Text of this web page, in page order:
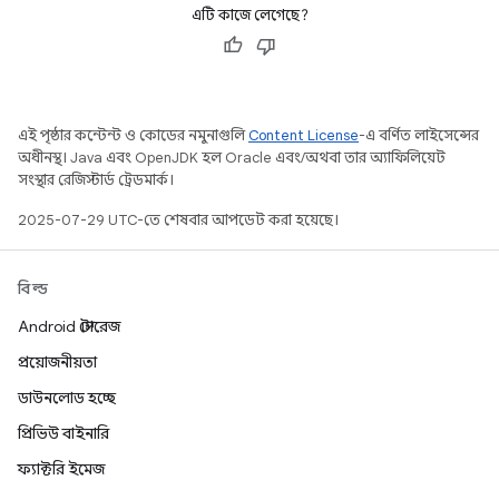
এটি কাজে লেগেছে?
এই পৃষ্ঠার কন্টেন্ট ও কোডের নমুনাগুলিContent License-এ বর্ণিত লাইসেন্সের
অধীনস্থ। Java এবং OpenJDK হল Oracle এবং/অথবা তার অ্যাফিলিয়েট
সংস্থার রেজিস্টার্ড ট্রেডমার্ক।
2025-07-29 UTC-তে শেষবার আপডেট করা হয়েছে।
বিল্ড
Android স্টোরেজ
প্রয়োজনীয়তা
ডাউনলোড হচ্ছে
প্রিভিউ বাইনারি
ফ্যাক্টরি ইমেজ